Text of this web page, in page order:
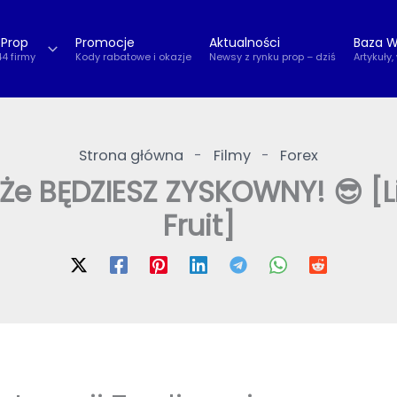
firmy
Promocje
Kody rabatowe i okazje
Aktualności
Newsy z rynku prop – dziś
Baza
Strona główna - Filmy - Forex
BĘDZIESZ ZYSKOWNY!
Fruit]